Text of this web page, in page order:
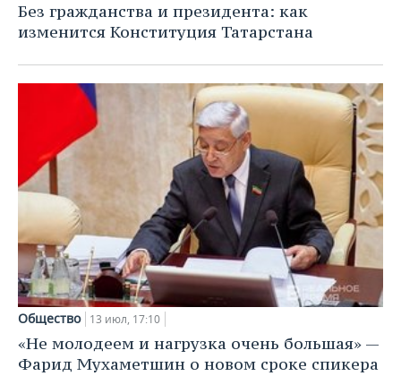
Без гражданства и президента: как
изменится Конституция Татарстана
Общество 13 июл, 17:10
«Не молодеем и нагрузка очень большая» —
Фарид Мухаметшин о новом сроке спикера